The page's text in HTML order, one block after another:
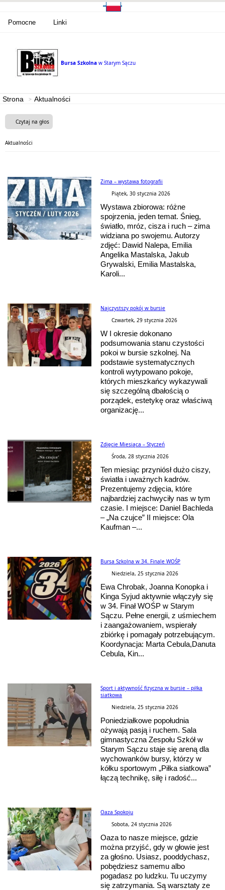
Pomocne Linki
Bursa Szkolna w Starym Sączu
Strona Aktualności
Czytaj na głos
Aktualności
Zima – wystawa fotografii
Piątek, 30 stycznia 2026
Wystawa zbiorowa: różne
spojrzenia, jeden temat. Śnieg,
światło, mróz, cisza i ruch – zima
widziana po swojemu. Autorzy
zdjęć: Dawid Nalepa, Emilia
Angelika Mastalska, Jakub
Grywalski, Emilia Mastalska,
Karoli...
Najczystszy pokój w bursie
Czwartek, 29 stycznia 2026
W I okresie dokonano
podsumowania stanu czystości
pokoi w bursie szkolnej. Na
podstawie systematycznych
kontroli wytypowano pokoje,
których mieszkańcy wykazywali
się szczególną dbałością o
porządek, estetykę oraz właściwą
organizację...
Zdjęcie Miesiąca – Styczeń
Środa, 28 stycznia 2026
Ten miesiąc przyniósł dużo ciszy,
światła i uważnych kadrów.
Prezentujemy zdjęcia, które
najbardziej zachwyciły nas w tym
czasie. I miejsce: Daniel Bachleda
– „Na czujce” II miejsce: Ola
Kaufman –...
Bursa Szkolna w 34. Finale WOŚP
Niedziela, 25 stycznia 2026
Ewa Chrobak, Joanna Konopka i
Kinga Syjud aktywnie włączyły się
w 34. Finał WOŚP w Starym
Sączu. Pełne energii, z uśmiechem
i zaangażowaniem, wspierały
zbiórkę i pomagały potrzebującym.
Koordynacja: Marta Cebula,Danuta
Cebula, Kin...
Sport i aktywność fizyczna w bursie – piłka
siatkowa
Niedziela, 25 stycznia 2026
Poniedziałkowe popołudnia
ożywają pasją i ruchem. Sala
gimnastyczna Zespołu Szkół w
Starym Sączu staje się areną dla
wychowanków bursy, którzy w
kółku sportowym „Piłka siatkowa”
łączą technikę, siłę i radość...
Oaza Spokoju
Sobota, 24 stycznia 2026
Oaza to nasze miejsce, gdzie
można przyjść, gdy w głowie jest
za głośno. Usiasz, pooddychasz,
pobędziesz samemu albo
pogadasz po ludzku. Tu uczymy
się zatrzymania. Są warsztaty ze